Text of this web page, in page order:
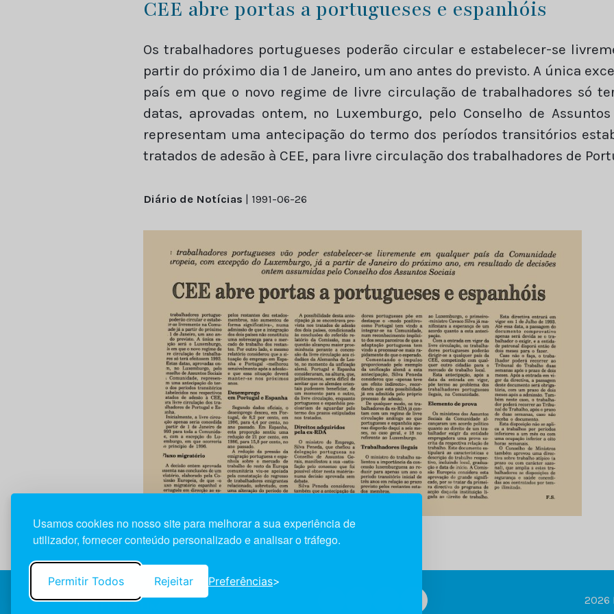
Usamos cookies no nosso site para melhorar a sua experiência de
utilizador, fornecer conteúdo personalizado e analisar o tráfego.
Permitir Todos Rejeitar Preferências
CEE abre portas a portugueses e espanhóis
Os trabalhadores portugueses poderão circular e estabelecer-se
partir do próximo dia 1 de Janeiro, um ano antes do previsto. A única
país em que o novo regime de livre circulação de trabalhadores só
datas, aprovadas ontem, no Luxemburgo, pelo Conselho de
representam uma antecipação do termo dos períodos transitórios
tratados de adesão à CEE, para livre circulação dos trabalhadores de
Diário de Notícias | 1991-06-26
2026